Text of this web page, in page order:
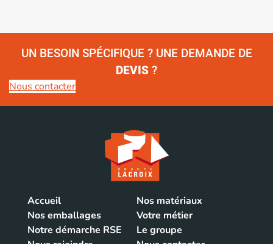
UN BESOIN SPÉCIFIQUE ? UNE DEMANDE DE
DEVIS ?
Nous contacter
Accueil
Nos matériaux
Nos emballages
Votre métier
Notre démarche RSE
Le groupe